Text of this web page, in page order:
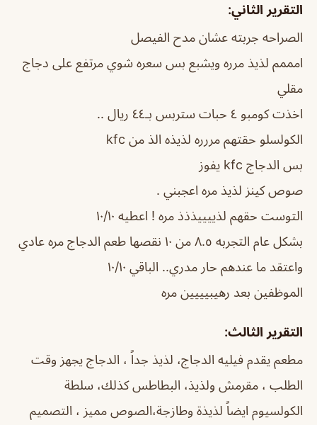
التقرير الثاني:
الصراحه جربته عشان مدح الفيصل
امممم لذيذ مرره ويشبع بس سعره شوي مرتفع على دجاج
مقلي
اخذت كومبو ٤ حبات ستربس بـ٤٤ ريال ..
الكولسلو حقتهم مررره لذيذه الذ من kfc
بس الدجاج kfc يفوز
صوص كينز لذيذ مره اعجبني .
التوست حقهم لذييييذذذ مره ! اعطيه ١٠/١٠
بشكل عام التجربه ٨.٥ من ١٠ نقصها طعم الدجاج مره عادي
واعتقد ما عندهم حار مدري.. الباقي ١٠/١٠
الموظفين بعد رهيبيييين مره
التقرير الثالث:
مطعم يقدم فيليه الدجاج، لذيذ جداً ، الدجاج يجهز وقت
الطلب ، مقرمش ولذيذ، البطاطس كذلك، سلطة
الكولسيوم ايضاً لذيذة وطازجة،الصوص مميز ، التصميم